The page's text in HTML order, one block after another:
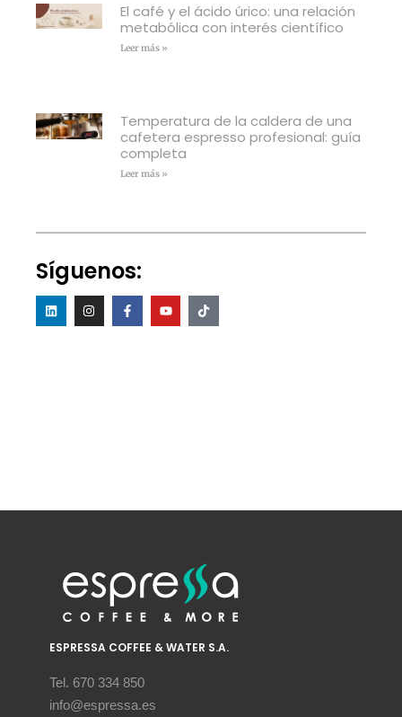
El café y el ácido úrico: una relación
metabólica con interés científico
Leer más »
Temperatura de la caldera de una
cafetera espresso profesional: guía
completa
Leer más »
Síguenos:
ESPRESSA COFFEE & WATER S.A.
Tel. 670 334 850
info@espressa.es